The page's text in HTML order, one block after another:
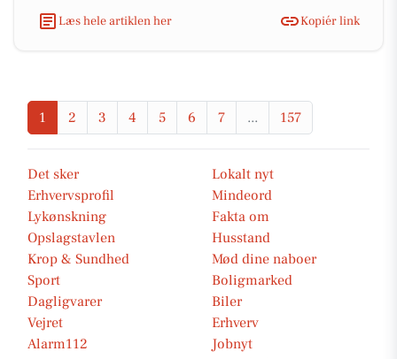
Læs hele artiklen her
Kopiér link
1 2 3 4 5 6 7 ... 157
Det sker
Lokalt nyt
Erhvervsprofil
Mindeord
Lykønskning
Fakta om
Opslagstavlen
Husstand
Krop & Sundhed
Mød dine naboer
Sport
Boligmarked
Dagligvarer
Biler
Vejret
Erhverv
Alarm112
Jobnyt